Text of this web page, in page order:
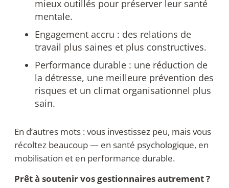
mieux outillés pour préserver leur santé
mentale.
Engagement accru : des relations de
travail plus saines et plus constructives.
Performance durable : une réduction de
la détresse, une meilleure prévention des
risques et un climat organisationnel plus
sain.
En d’autres mots : vous investissez peu, mais vous
récoltez beaucoup — en santé psychologique, en
mobilisation et en performance durable.
Prêt à soutenir vos gestionnaires autrement ?